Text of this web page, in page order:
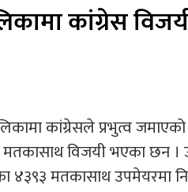
कांग्रेस
कांग्रेसले प्रभुत्व
विजयी भएका छन ।
४३९३ मतकासाथ उपमेयरमा